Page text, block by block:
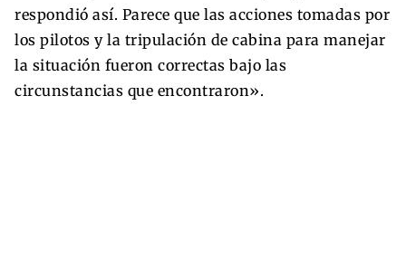
respondió así. Parece que las acciones tomadas por
los pilotos y la tripulación de cabina para manejar
la situación fueron correctas bajo las
circunstancias que encontraron».